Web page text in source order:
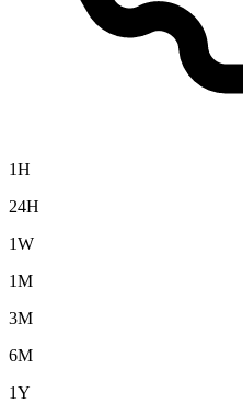
1H
24H
1W
1M
3M
6M
1Y